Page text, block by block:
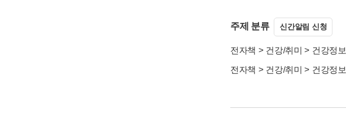
주제 분류 신간알림 신청
전자책 > 건강/취미 > 건강정보
전자책 > 건강/취미 > 건강정보